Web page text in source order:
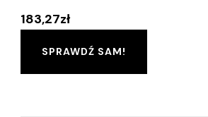
183,27zł
SPRAWDŹ SAM!